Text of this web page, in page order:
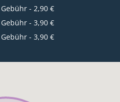
- 2,90 €
- 3,90 €
- 3,90 €